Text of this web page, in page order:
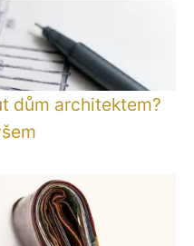
dům architektem?